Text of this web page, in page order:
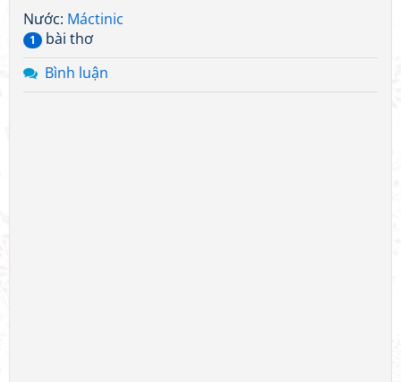
Nước: Máctinic
1
bài thơ
Bình luận